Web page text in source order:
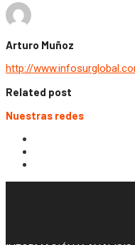
Arturo Muñoz
http://
Related post
Nuestras redes